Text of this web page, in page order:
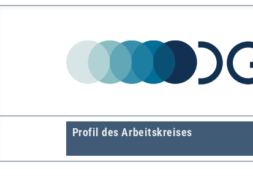
Profil des Arbeitskreises